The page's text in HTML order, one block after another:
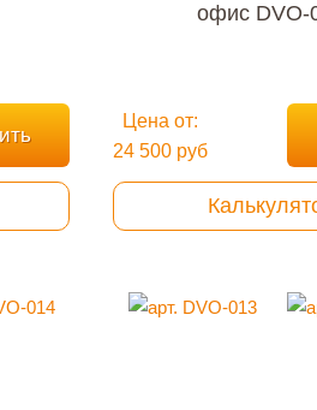
офис DVO-
Цена от:
24 500 руб